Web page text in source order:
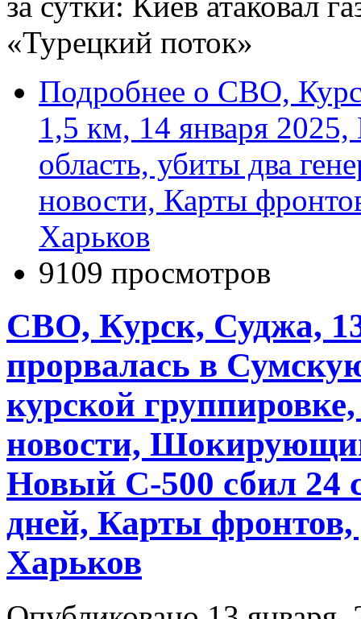
Подробнее о СВО,
1,5 км, 14 января
область, убиты два
новости, Карты
Харьков
9109 просмотров
СВО, Курск, Суджа,
прорвалась в
курской
новости,
Новый С-500 сбил 24
дней, Карты
Харьков